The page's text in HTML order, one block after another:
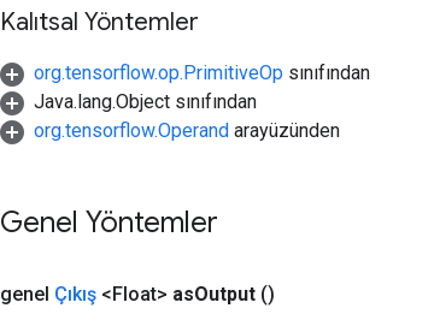
Kalıtsal Yöntemler
org.tensorflow.op.PrimitiveOp sınıfından
Java.lang.Object sınıfından
org.tensorflow.Operand arayüzünden
Genel Yöntemler
genel Çıkış <Float> asOutput ()